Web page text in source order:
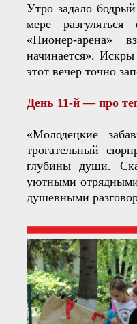
Утро задало
мере
«Пионер‑арена»
начинается».
этот вечер точно
День 11‑й — про
«Молодецкие
трогательный
глубины души.
уютными
душевными